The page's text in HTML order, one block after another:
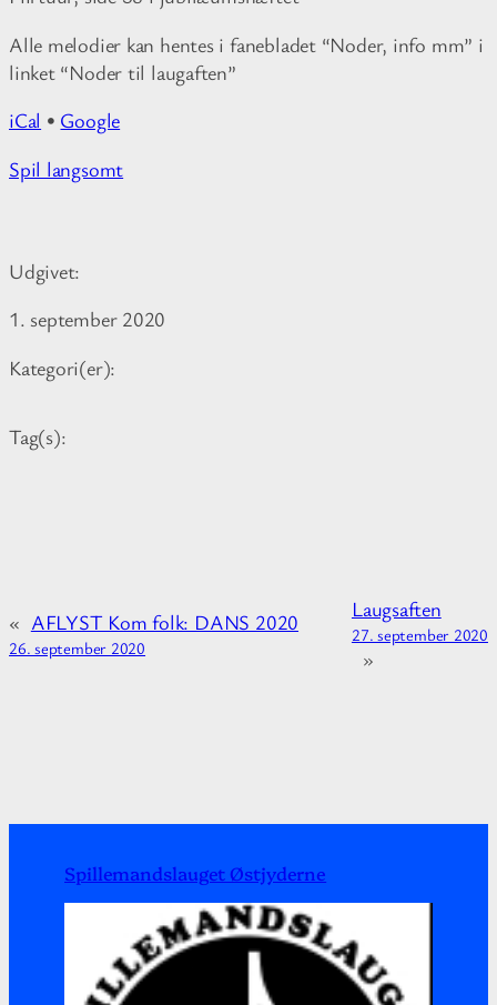
Alle melodier kan hentes i fanebladet “Noder, info mm” i
linket “Noder til laugaften”
iCal • Google
M
i
n
o
a
o
Spil langsomt
Udgivet:
1. september 2020
Kategori(er):
Tag(s):
« AFLYST Kom folk: DANS 2020
26. september 2020
Laugsaften
27. september 2020
»
Spillemandslauget Østjyderne